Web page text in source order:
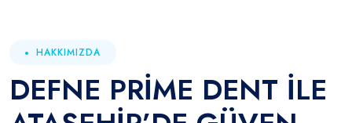
HAKKIMIZDA
DEFNE PRIME DENT ILE